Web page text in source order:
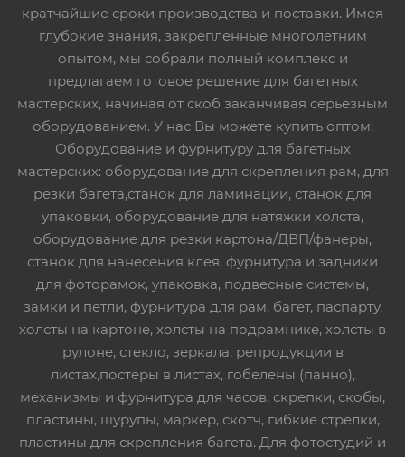
кратчайшие сроки производства и поставки. Имея
глубокие знания, закрепленные многолетним
опытом, мы собрали полный комплекс и
предлагаем готовое решение для багетных
мастерских, начиная от скоб заканчивая серьезным
оборудованием. У нас Вы можете купить оптом:
Оборудование и фурнитуру для багетных
мастерских: оборудование для скрепления рам, для
резки багета,станок для ламинации, станок для
упаковки, оборудование для натяжки холста,
оборудование для резки картона/ДВП/фанеры,
станок для нанесения клея, фурнитура и задники
для фоторамок, упаковка, подвесные системы,
замки и петли, фурнитура для рам, багет, паспарту,
холсты на картоне, холсты на подрамнике, холсты в
рулоне, стекло, зеркала, репродукции в
листах,постеры в листах, гобелены (панно),
механизмы и фурнитура для часов, скрепки, скобы,
пластины, шурупы, маркер, скотч, гибкие стрелки,
пластины для скрепления багета. Для фотостудий и